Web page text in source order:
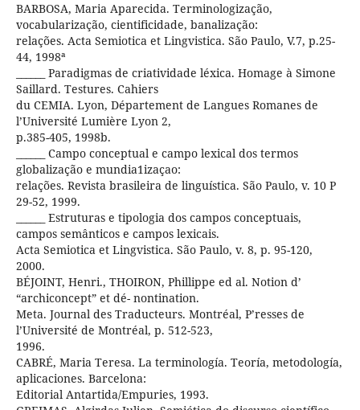
BARBOSA, Maria Aparecida. Terminologização,
vocabularização, cientificidade, banalização:
relações. Acta Semiotica et Lingvistica. São Paulo, V.7, p.25-
44, 1998ª
______ Paradigmas de criatividade léxica. Homage à Simone
Saillard. Testures. Cahiers
du CEMIA. Lyon, Département de Langues Romanes de
l’Université Lumière Lyon 2,
p.385-405, 1998b.
______ Campo conceptual e campo lexical dos termos
globalização e mundia1izaçao:
relações. Revista brasileira de linguística. São Paulo, v. 10 P
29-52, 1999.
______ Estruturas e tipologia dos campos conceptuais,
campos semânticos e campos lexicais.
Acta Semiotica et Lingvistica. São Paulo, v. 8, p. 95-120,
2000.
BÉJOINT, Henri., THOIRON, Phillippe ed al. Notion d’
“archiconcept” et dé- nontination.
Meta. Journal des Traducteurs. Montréal, P’resses de
l’Université de Montréal, p. 512-523,
1996.
CABRÉ, Maria Teresa. La terminología. Teoría, metodología,
aplicaciones. Barcelona:
Editorial Antartida/Empuries, 1993.